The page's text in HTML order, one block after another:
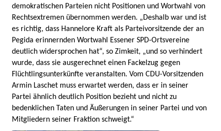
demokratischen Parteien nicht Positionen und Wortwahl von
Rechtsextremen übernommen werden. „Deshalb war und ist
es richtig, dass Hannelore Kraft als Parteivorsitzende der an
Pegida erinnernden Wortwahl Essener SPD-Ortsvereine
deutlich widersprochen hat“, so Zimkeit, „und so verhindert
wurde, dass sie ausgerechnet einen Fackelzug gegen
Flüchtlingsunterkünfte veranstalten. Vom CDU-Vorsitzenden
Armin Laschet muss erwartet werden, dass er in seiner
Partei ähnlich deutlich Position bezieht und nicht zu
bedenklichen Taten und Äußerungen in seiner Partei und von
Mitgliedern seiner Fraktion schweigt.“